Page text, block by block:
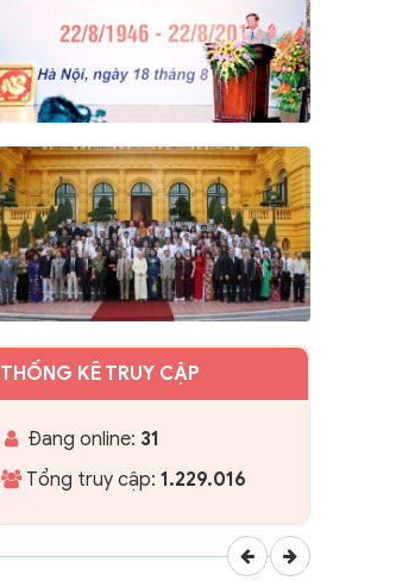
THỐNG KÊ TRUY CẬP
Đang online: 31
Tổng truy cập: 1.229.016